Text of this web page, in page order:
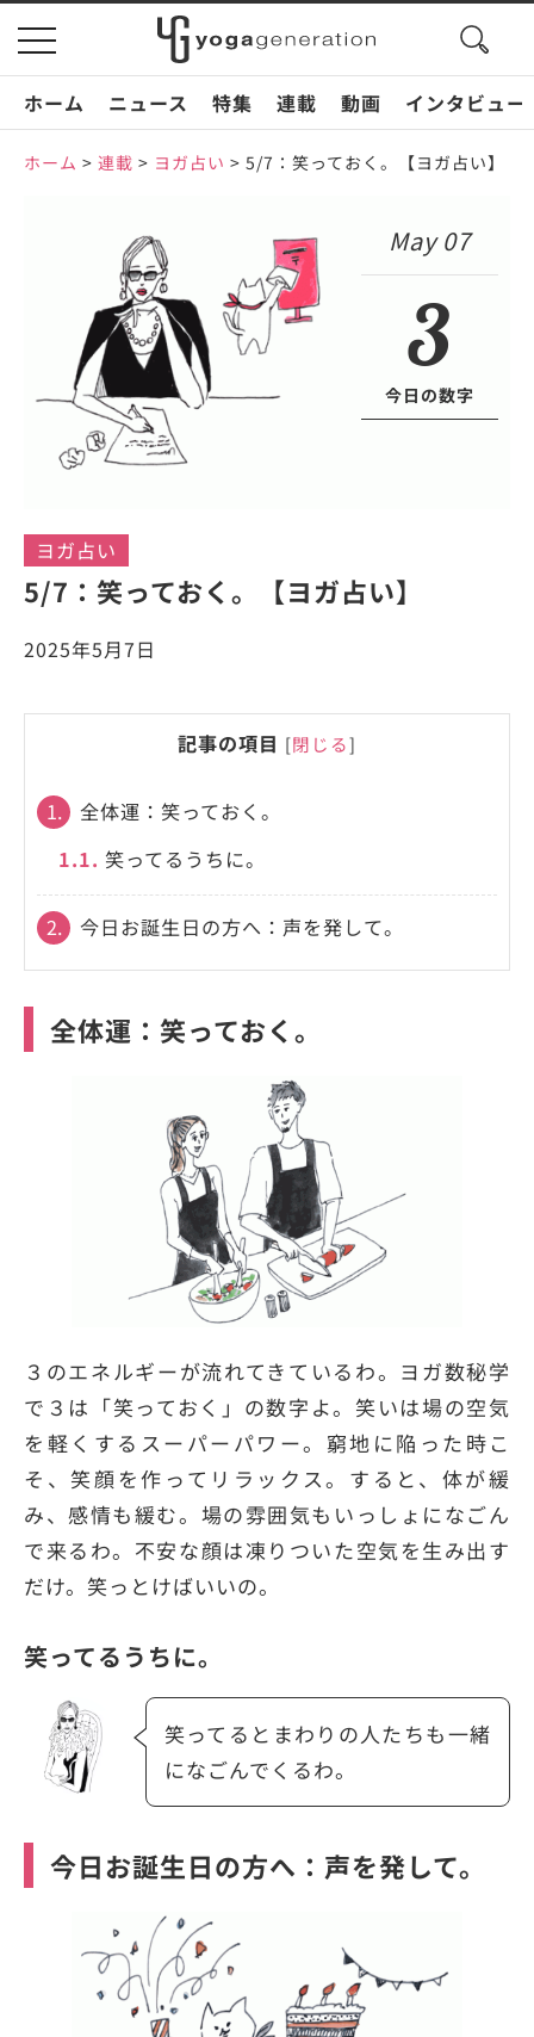
toggle
navigation
search
ホーム
ニュース 特集 連載 動画 インタビュー
ホーム > 連載 > ヨガ占い > 5/7：笑っておく。【ヨガ占い】
May 07
3
今日の数字
ヨガ占い
5/7：笑っておく。【ヨガ占い】
2025年5月7日
記事の項目 [閉じる]
1.
全体運：笑っておく。
1.1. 笑ってるうちに。
2. 今日お誕生日の方へ：声を発して。
全体運：笑っておく。
３のエネルギーが流れてきているわ。ヨガ数秘学
で３は「笑っておく」の数字よ。笑いは場の空気
を軽くするスーパーパワー。窮地に陥った時こ
そ、笑顔を作ってリラックス。すると、体が緩
み、感情も緩む。場の雰囲気もいっしょになごん
で来るわ。不安な顔は凍りついた空気を生み出す
だけ。笑っとけばいいの。
笑ってるうちに。
笑ってるとまわりの人たちも一緒
になごんでくるわ。
今日お誕生日の方へ：声を発して。